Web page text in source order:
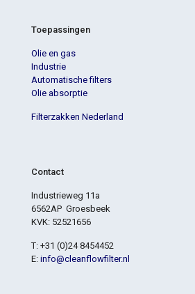
Toepassingen
Olie en gas
Industrie
Automatische filters
Olie absorptie
Filterzakken Nederland
Contact
Industrieweg 11a
6562AP Groesbeek
KVK: 52521656
T: +31 (0)24 8454452
E: info@cleanflowfilter.nl